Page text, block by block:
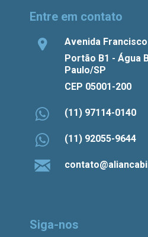
Entre em contato
Avenida
Portão B1 - Água
Paulo/SP
CEP 05001-200
(11) 97114-0140
(11) 92055-9644
Siga-nos